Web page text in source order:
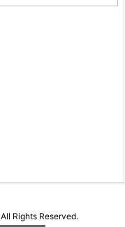
All Rights Reserved.